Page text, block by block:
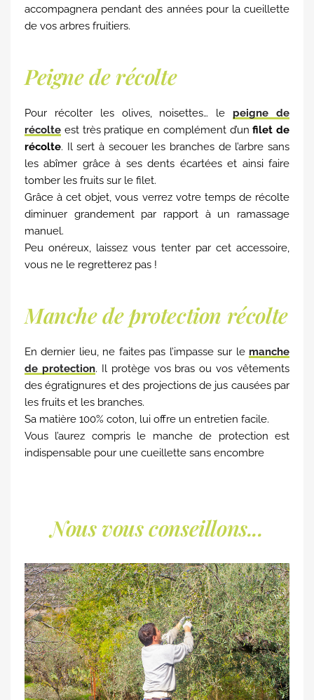
accompagnera pendant des années pour la cueillette
de vos arbres fruitiers.
Peigne de récolte
Pour récolter les olives, noisettes… le peigne de
récolte est très pratique en complément d’unfilet de
récolte. Il sert à secouer les branches de l’arbre sans
les abîmer grâce à ses dents écartées et ainsi faire
tomber les fruits sur le filet.
Grâce à cet objet, vous verrez votre temps de récolte
diminuer grandement par rapport à un ramassage
manuel.
Peu onéreux, laissez vous tenter par cet accessoire,
vous ne le regretterez pas !
Manche de protection récolte
En dernier lieu, ne faites pas l’impasse sur le manche
de protection. Il protège vos bras ou vos vêtements
des égratignures et des projections de jus causées par
les fruits et les branches.
Sa matière 100% coton, lui offre un entretien facile.
Vous l’aurez compris le manche de protection est
indispensable pour une cueillette sans encombre
Nous vous conseillons...